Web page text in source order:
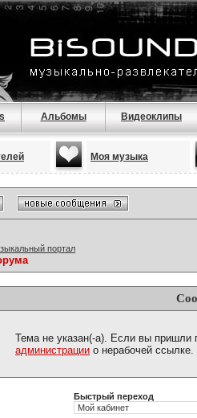
Альбомы Видеоклипы
Моя музыка
портал
Тема не указан(-а). Если вы пришли
администрации о нерабочей ссылке.
Быстрый переход